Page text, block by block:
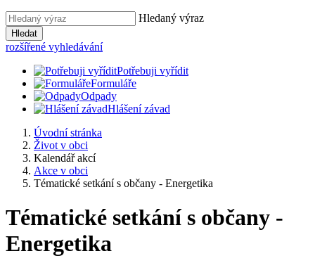
Hledaný výraz
Hledat
rozšířené vyhledávání
Potřebuji vyřídit
Formuláře
Odpady
Hlášení závad
Úvodní stránka
Život v obci
Kalendář akcí
Akce v obci
Tématické setkání s občany - Energetika
Tématické setkání s občany -
Energetika